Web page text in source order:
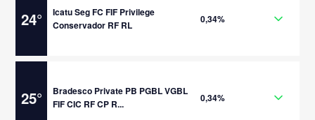
24°
Icatu Seg FC FIF Privilege
Conservador RF RL
0,34%
25°
Bradesco Private PB PGBL VGBL
FIF CIC RF CP R...
0,34%